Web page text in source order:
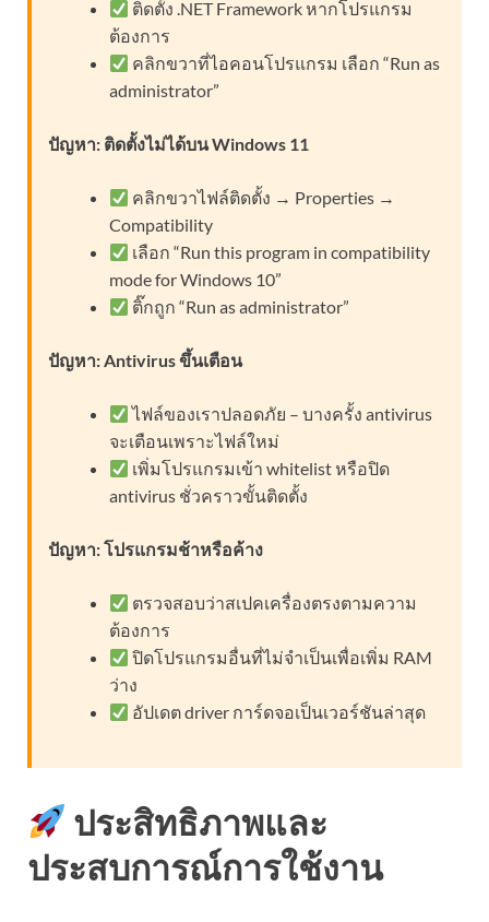
ติดตั้ง .NET Framework หากโปรแกรม
ต้องการ
คลิกขวาที่ไอคอนโปรแกรม เลือก “Run as
administrator”
ปัญหา: ติดตั้งไม่ได้บน Windows 11
คลิกขวาไฟล์ติดตั้ง → Properties →
Compatibility
เลือก “Run this program in compatibility
mode for Windows 10”
ติ๊กถูก “Run as administrator”
ปัญหา: Antivirus ขึ้นเตือน
ไฟล์ของเราปลอดภัย – บางครั้ง antivirus
จะเตือนเพราะไฟล์ใหม่
เพิ่มโปรแกรมเข้า whitelist หรือปิด
antivirus ชั่วคราวขั้นติดตั้ง
ปัญหา: โปรแกรมช้าหรือค้าง
ตรวจสอบว่าสเปคเครื่องตรงตามความ
ต้องการ
ปิดโปรแกรมอื่นที่ไม่จำเป็นเพื่อเพิ่ม RAM
ว่าง
อัปเดต driver การ์ดจอเป็นเวอร์ชันล่าสุด
ประสิทธิภาพและ
ประสบการณ์การใช้งาน